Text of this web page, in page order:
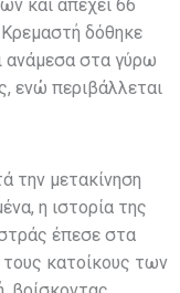
και απέχει 66
δόθηκε
ανάμεσα στα γύρω
ενώ περιβάλλεται
την μετακίνηση
η ιστορία της
έπεσε στα
κατοίκους των